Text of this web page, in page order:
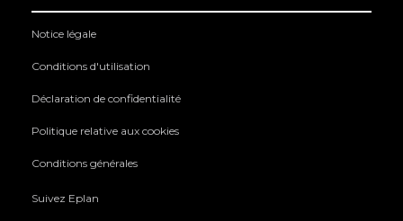
Notice légale
Conditions d'utilisation
Déclaration de confidentialité
Politique relative aux cookies
Conditions générales
Suivez Eplan